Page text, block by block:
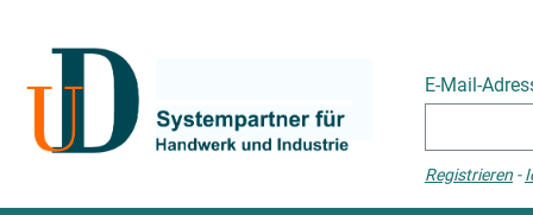
E-Mail-
Registrieren -